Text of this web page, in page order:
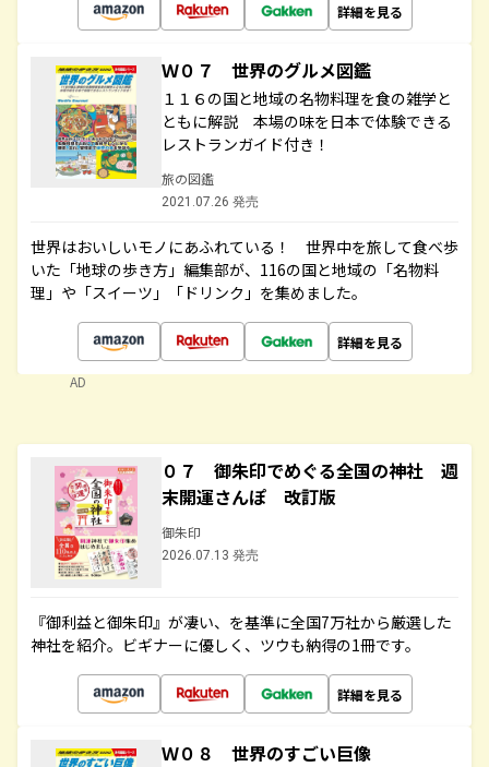
詳細を見る
Ｗ０７ 世界のグルメ図鑑
１１６の国と地域の名物料理を食の雑学と
ともに解説 本場の味を日本で体験できる
レストランガイド付き！
旅の図鑑
2021.07.26 発売
世界はおいしいモノにあふれている！ 世界中を旅して食べ歩
いた「地球の歩き方」編集部が、116の国と地域の「名物料
理」や「スイーツ」「ドリンク」を集めました。
詳細を見る
AD
０７ 御朱印でめぐる全国の神社 週
末開運さんぽ 改訂版
御朱印
2026.07.13 発売
『御利益と御朱印』が凄い、を基準に全国7万社から厳選した
神社を紹介。ビギナーに優しく、ツウも納得の1冊です。
詳細を見る
Ｗ０８ 世界のすごい巨像